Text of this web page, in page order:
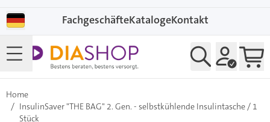
FachgeschäfteKatalogeKontakt
Home
/ InsulinSaver "THE BAG" 2. Gen. - selbstkühlende Insulintasche / 1
Stück